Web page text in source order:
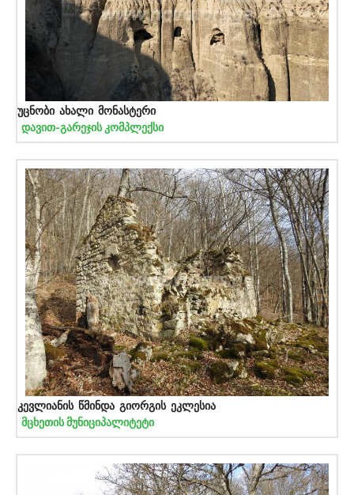
უცნობი ახალი მონასტერი
დავით-გარეჯის კომპლექსი
კევლიანის წმინდა გიორგის ეკლესია
მცხეთის მუნიციპალიტეტი